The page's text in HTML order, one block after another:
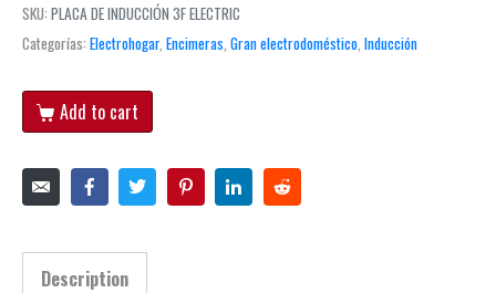
SKU: PLACA DE INDUCCIÓN 3F ELECTRIC
Categorías: Electrohogar, Encimeras Gran electrodoméstico Inducción
Add to cart
Description